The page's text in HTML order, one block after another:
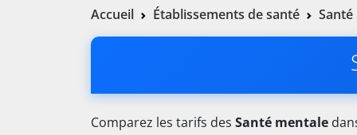
Accueil Établissements de santé
Comparez les tarifs des Santé mentale